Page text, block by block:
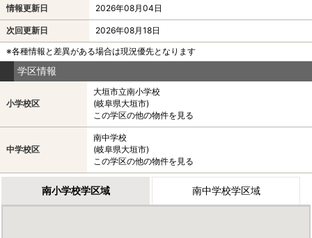
情報更新日 2026年08月04日
次回更新日
2026年08月18日
※各種情報と差異がある場合は現況優先となります
学区情報
小学校区
大垣市立南小学校
(岐阜県大垣市)
この学区の他の物件を見る
中学校区
南中学校
(岐阜県大垣市)
この学区の他の物件を見る
南小学校学区域 南中学校学区域